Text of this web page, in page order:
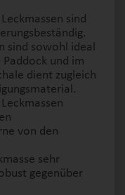
sind
sind sowohl ideal
und im
dient zugleich
von den
sehr
gegenüber